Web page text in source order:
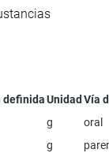
definidaUnidad Vía
g
oral
g